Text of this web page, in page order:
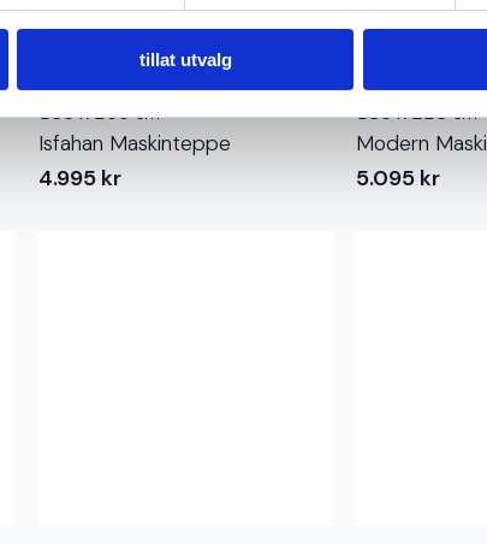
tillat utvalg
150 x 200 cm
Isfahan Maskinteppe
4.995 kr
150 x 225 cm
Modern
5.095 kr